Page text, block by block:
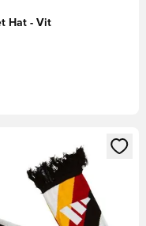
Hat - Vit
för att logga in eller